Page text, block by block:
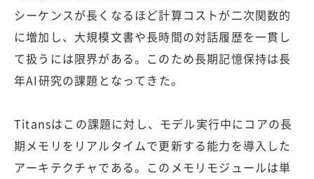
シーケンスが長くなるほど計算コストが二次関数的
に増加し、大規模文書や長時間の対話履歴を一貫し
て扱うには限界がある。このため長期記憶保持は長
年AI研究の課題となってきた。
Titansはこの課題に対し、モデル実行中にコアの長
期メモリをリアルタイムで更新する能力を導入した
アーキテクチャである。このメモリモジュールは単